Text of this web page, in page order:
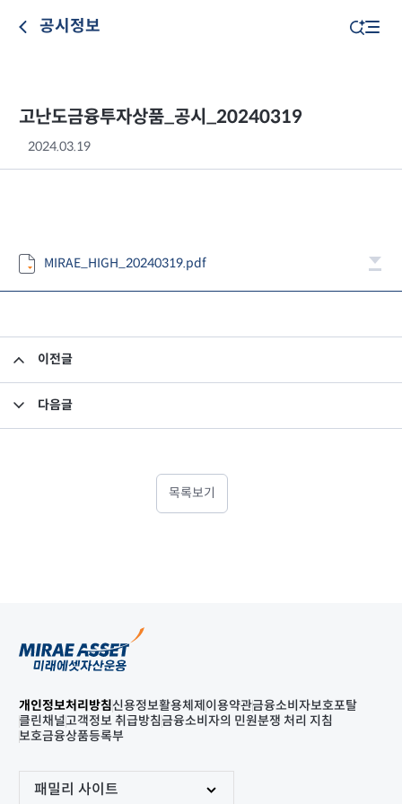
공시정보
고난도금융투자상품_공시_20240319
2024.03.19
MIRAE_HIGH_20240319.pdf
이전글
다음글
목록보기
개인정보처리방침신용정보활용체제 이용약관금융소비자보호포탈
클린채널고객정보 취급방침금융소비자의 민원분쟁 처리 지침
보호금융상품등록부
패밀리 사이트